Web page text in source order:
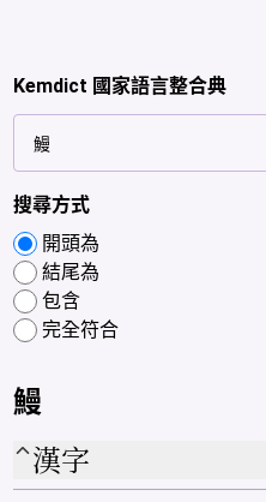
Kemdict 國家語言整合典
搜尋方式
開頭為
結尾為
包含
完全符合
鰻
漢字